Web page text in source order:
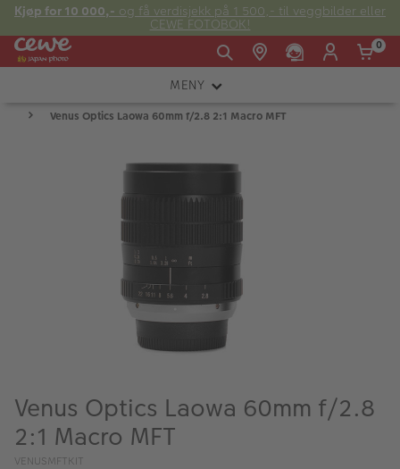
Kjøp for 10 000,- og få verdisjekk på 1 500,- til veggbilder eller
CEWE FOTOBOK!
Fre:
20:00
Søndag:
0
MENY
KAMERA
ALBUM
Kampanjer
Venus Optics Laowa 60mm f/2.8 2:1 Macro MFT
Venus Optics Laowa 60mm f/2.8
2:1 Macro MFT
VENUSMFTKIT